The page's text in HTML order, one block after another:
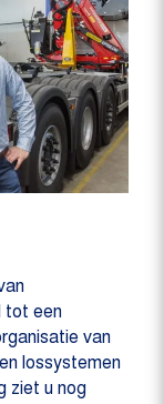
tot een
van
lossystemen
ziet u nog